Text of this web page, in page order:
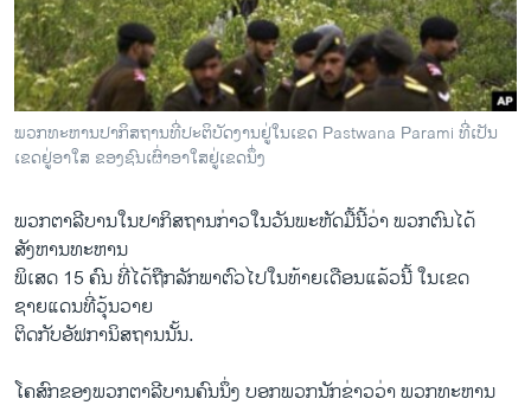
ທຸລະກິດ
ພາສາອັງກິດ
ວີດີໂອ
ສຽງ
ຕິດຕາມພວກເຮົາ ທີ່
ພາສາຕ່າງໆ
ພວກທະຫານປາກິສຖານທີ່ປະຕິບັດງານຢູ່ໃນເຂດ Pastwana Parami ທີ່ເປັນ
ເຂດຢູ່ອາໃສ ຂອງຊົນເຜົ່າອາໃສຢູ່ເຂດນຶ່ງ
ພວກຕາລີບານ​ໃນປາກິສຖານກ່າວໃນວັນພະຫັດມື້ນີ້ວ່າ ພວກຕົນໄດ້
ສັງຫານທະຫານ
ພິເສດ 15 ຄົນ ທີ່ໄດ້ຖືກລັກພາຕົວໄປໃນທ້າຍເດືອນແລ້ວນີ້ ​ໃນ​ເຂດ
ຊາຍແດນທີ່ວຸ້ນວາຍ
ຕິດກັບອັຟການິສຖານນັ້ນ.
ໂຄສົກຂອງພວກຕາລີບານຄົນນຶ່ງ ບອກພວກນັກຂ່າວວ່າ ພວກທະຫານ